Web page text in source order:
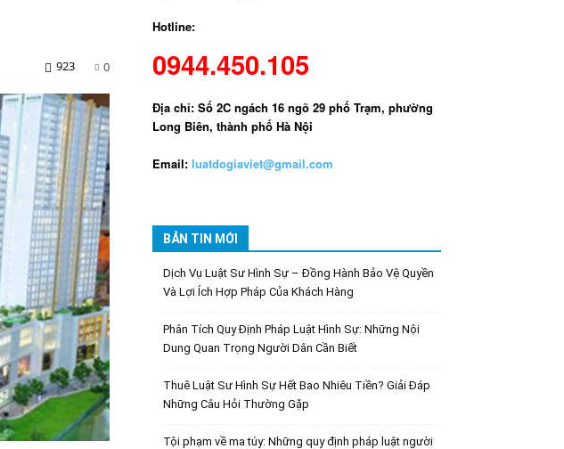
0
923
Hotline:
0944.450.105
Địa chỉ: Số 2C ngách 16 ngõ 29 phố Trạm, phường
Long Biên, thành phố Hà Nội
Email: luatdogiaviet@gmail.com
BẢN TIN MỚI
Dịch Vụ Luật Sư Hình Sự – Đồng Hành Bảo Vệ Quyền
Và Lợi Ích Hợp Pháp Của Khách Hàng
Phân Tích Quy Định Pháp Luật Hình Sự: Những Nội
Dung Quan Trọng Người Dân Cần Biết
Thuê Luật Sư Hình Sự Hết Bao Nhiêu Tiền? Giải Đáp
Những Câu Hỏi Thường Gặp
Tội phạm về ma túy: Những quy định pháp luật người